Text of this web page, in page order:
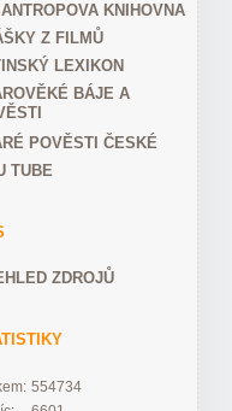
KNIHOVNA
Z FILMŮ
LEXIKON
BÁJE A
POVĚSTI ČESKÉ
TUBE
ZDROJŮ
554734